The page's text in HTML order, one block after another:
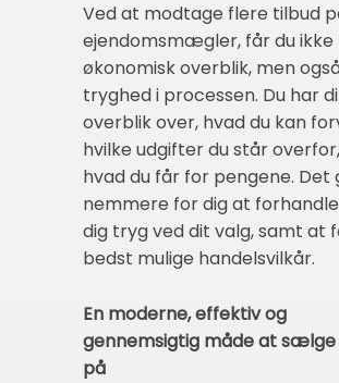
Ved at modtage flere tilbud
ejendomsmægler, får du ikke
økonomisk overblik, men
tryghed i processen. Du har
overblik over, hvad du kan
hvilke udgifter du står
hvad du får for pengene. Det
nemmere for dig at
dig tryg ved dit valg, samt at
bedst mulige handelsvilkår.
En moderne, effektiv og
gennemsigtig måde at sælge
på